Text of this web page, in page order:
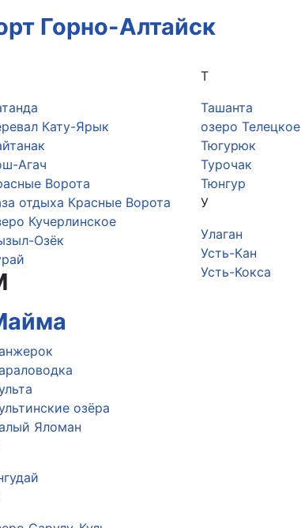
Горно-Алтайск
Кату-Ярык
Агач
Ворота
отдыха Красные Ворота
Кучерлинское
Озёк
озёра
Яломан
Т
Ташанта
озеро Телецкое
Тюгурюк
Турочак
Тюнгур
У
Улаган
Усть-Кан
Усть-Кокса